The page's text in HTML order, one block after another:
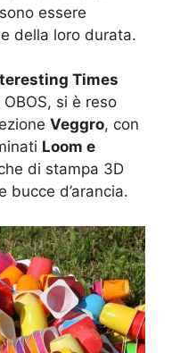
essere
della loro durata.
Times
si è reso
Veggro, con
Loom e
di stampa 3D
bucce d’arancia.